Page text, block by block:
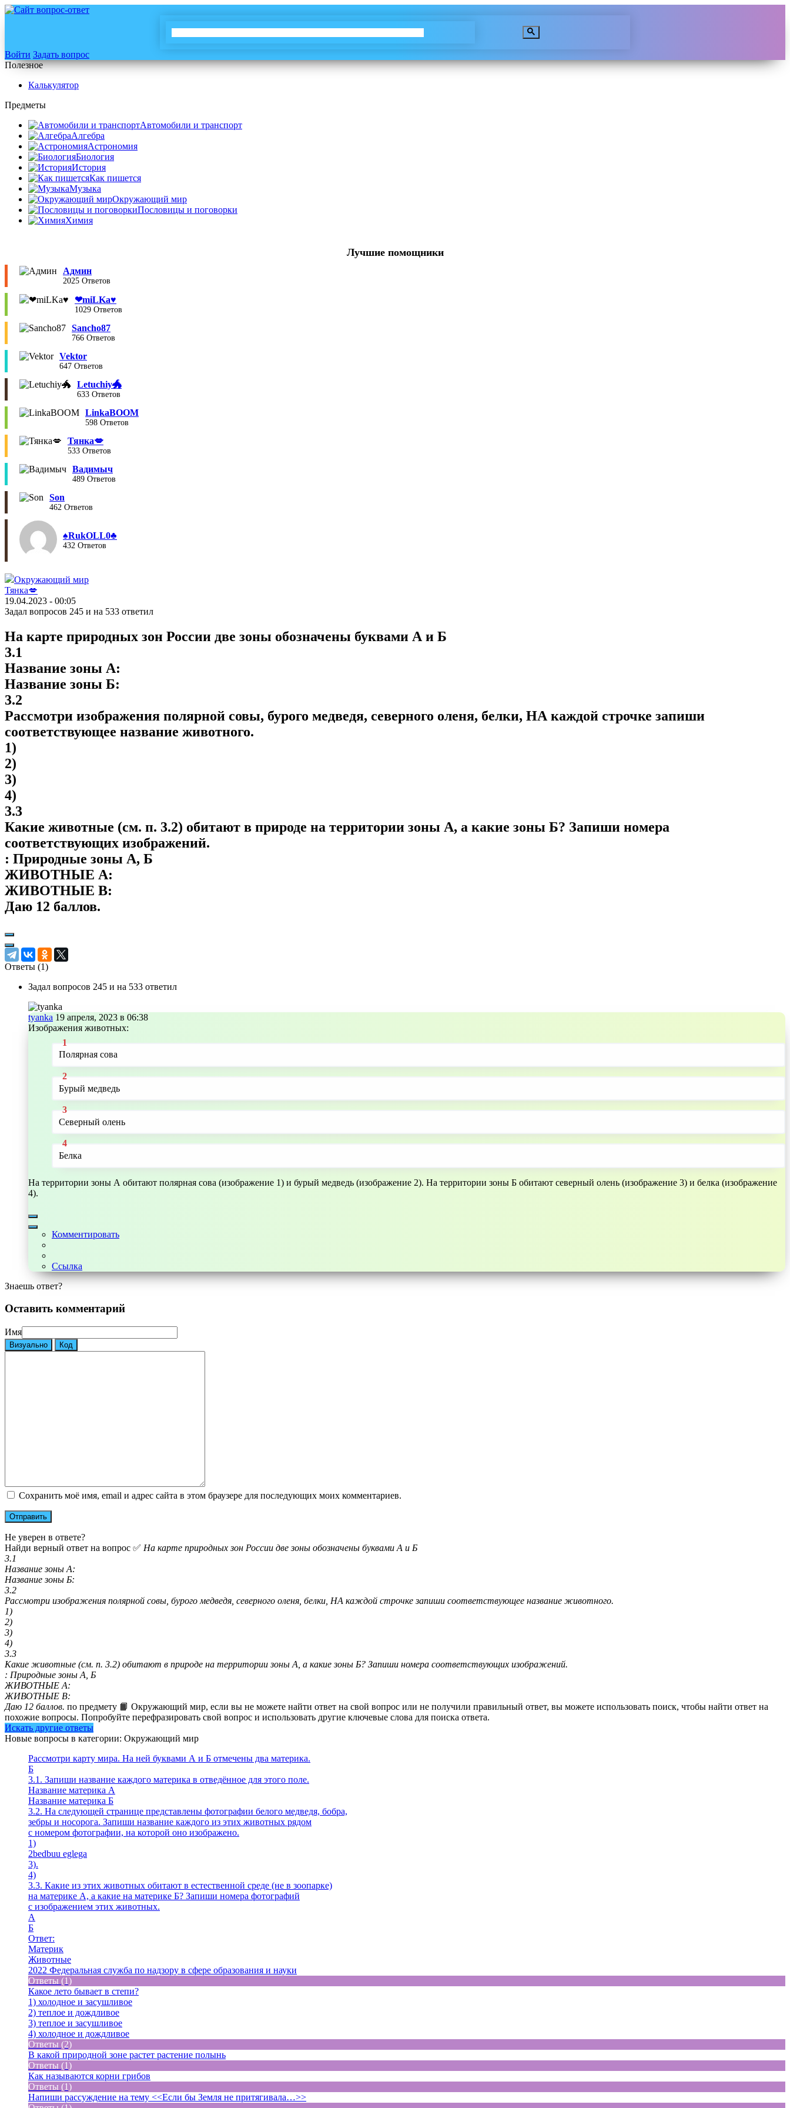
Войти Задать вопрос
Полезное
Калькулятор
Предметы
Автомобили и транспорт
Алгебра
Астрономия
Биология
История
Как пишется
Музыка
Окружающий мир
Пословицы и поговорки
Химия
Лучшие помощники
Админ
2025 Ответов
❤︎miLKa♥︎
1029 Ответов
Sancho87
766 Ответов
Vektor
647 Ответов
Letuchiy🐲
633 Ответов
LinkaBOOM
598 Ответов
Тянка💋
533 Ответов
Вадимыч
489 Ответов
Son
462 Ответов
♠︎RukOLL0♣︎
432 Ответов
Окружающий мир
Тянка💋
19.04.2023 - 00:05
Задал вопросов 245 и на 533 ответил
На карте природных зон России две зоны обозначены буквами А и Б
3.1
Название зоны А:
Название зоны Б:
3.2
Рассмотри изображения полярной совы, бурого медведя, северного оленя, белки, НА каждой строчке запиши
соответствующее название животного.
1)
2)
3)
4)
3.3
Какие животные (см. п. 3.2) обитают в природе на территории зоны А, а какие зоны Б? Запиши номера
соответствующих изображений.
: Природные зоны А, Б
ЖИВОТНЫЕ A:
ЖИВОТНЫЕ B:
Даю 12 баллов.
Ответы (1)
Задал вопросов 245 и на 533 ответил
tyanka 19 апреля, 2023 в 06:38
Изображения животных:
Полярная сова
Бурый медведь
Северный олень
Белка
На территории зоны А обитают полярная сова (изображение 1) и бурый медведь (изображение 2). На территории зоны Б обитают северный олень (изображение 3) и белка (изображение
4).
Комментировать
Ссылка
Знаешь ответ?
Оставить комментарий
Имя
Визуально Код
Сохранить моё имя, email и адрес сайта в этом браузере для последующих моих комментариев.
Не уверен в ответе?
Найди верный ответ на вопрос ✅ На карте природных зон России две зоны обозначены буквами А и Б
3.1
Название зоны А:
Название зоны Б:
3.2
Рассмотри изображения полярной совы, бурого медведя, северного оленя, белки, НА каждой строчке запиши соответствующее название животного.
1)
2)
3)
4)
3.3
Какие животные (см. п. 3.2) обитают в природе на территории зоны А, а какие зоны Б? Запиши номера соответствующих изображений.
: Природные зоны А, Б
ЖИВОТНЫЕ A:
ЖИВОТНЫЕ B:
Даю 12 баллов. по предмету 📙 Окружающий мир, если вы не можете найти ответ на свой вопрос или не получили правильный ответ, вы можете использовать поиск, чтобы найти ответ на
похожие вопросы. Попробуйте перефразировать свой вопрос и использовать другие ключевые слова для поиска ответа.
Искать другие ответы
Новые вопросы в категории: Окружающий мир
Рассмотри карту мира. На ней буквами А и Б отмечены два материка.
Б
3.1. Запиши название каждого материка в отведённое для этого поле.
Название материка А
Название материка Б
3.2. На следующей странице представлены фотографии белого медведя, бобра,
зебры и носорога. Запиши название каждого из этих животных рядом
с номером фотографии, на которой оно изображено.
1)
2bedbuu eglega
3).
4)
3.3. Какие из этих животных обитают в естественной среде (не в зоопарке)
на материке А, а какие на материке Б? Запиши номера фотографий
с изображением этих животных.
A
Б
Ответ:
Материк
Животные
2022 Федеральная служба по надзору в сфере образования и науки
Ответы (1)
Какое лето бывает в степи?
1) холодное и засушливое
2) теплое и дождливое
3) теплое и засушливое
4) холодное и дождливое
Ответы (2)
В какой природной зоне растет растение полынь
Ответы (1)
Как называются корни грибов
Ответы (1)
Напиши рассуждение на тему <<Если бы Земля не притягивала…>>